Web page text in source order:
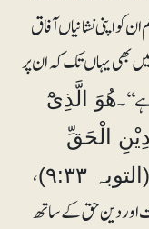
کو اپنی نشانیاں آفاق
بھی یہاں تک کہ ان پر
ھُوَ الَّذِیْٓ
الْحَقِّ
۹:۳۳)
،
اور دین حق کے ساتھ